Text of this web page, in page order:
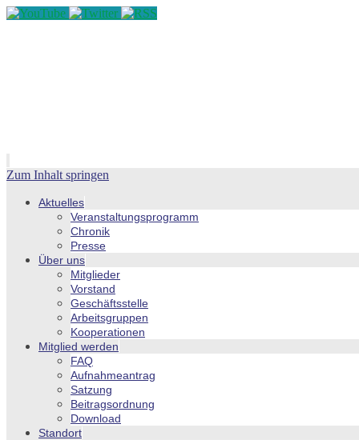
Zum Inhalt springen
Aktuelles
Veranstaltungsprogramm
Chronik
Presse
Über uns
Mitglieder
Vorstand
Geschäftsstelle
Arbeitsgruppen
Kooperationen
Mitglied werden
FAQ
Aufnahmeantrag
Satzung
Beitragsordnung
Download
Standort